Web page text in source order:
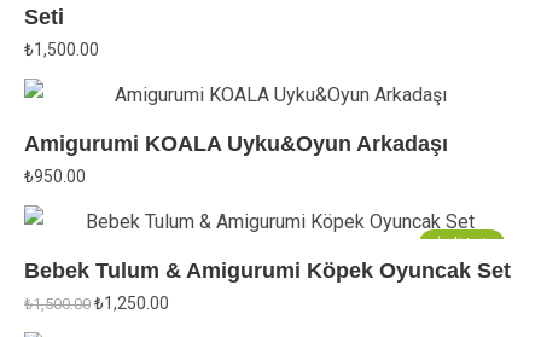
Seti
₺1,500.00
Amigurumi KOALA Uyku&Oyun Arkadaşı
₺950.00
İndirim!
Bebek Tulum & Amigurumi Köpek Oyuncak Set
₺1,500.00 Orijinal
₺1,250.00